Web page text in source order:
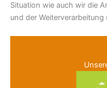
Situation wie auch wir die
und der